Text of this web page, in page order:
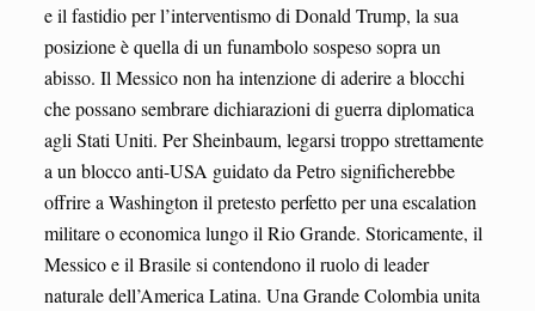
e il fastidio per l’interventismo di Donald Trump, la sua
posizione è quella di un funambolo sospeso sopra un
abisso. Il Messico non ha intenzione di aderire a blocchi
che possano sembrare dichiarazioni di guerra diplomatica
agli Stati Uniti. Per Sheinbaum, legarsi troppo strettamente
a un blocco anti-USA guidato da Petro significherebbe
offrire a Washington il pretesto perfetto per una escalation
militare o economica lungo il Rio Grande. Storicamente, il
Messico e il Brasile si contendono il ruolo di leader
naturale dell’America Latina. Una Grande Colombia unita